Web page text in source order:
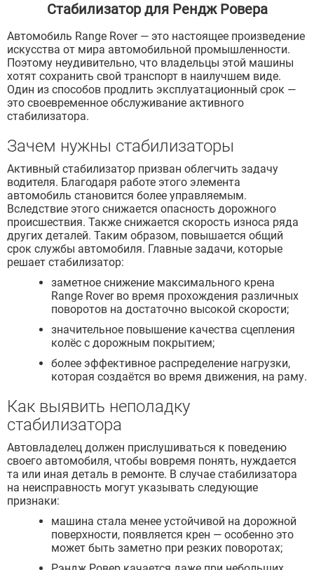
Стабилизатор для Рендж Ровера
Автомобиль Range Rover — это настоящее произведение
искусства от мира автомобильной промышленности.
Поэтому неудивительно, что владельцы этой машины
хотят сохранить свой транспорт в наилучшем виде.
Один из способов продлить эксплуатационный срок —
это своевременное обслуживание активного
стабилизатора.
Зачем нужны стабилизаторы
Активный стабилизатор призван облегчить задачу
водителя. Благодаря работе этого элемента
автомобиль становится более управляемым.
Вследствие этого снижается опасность дорожного
происшествия. Также снижается скорость износа ряда
других деталей. Таким образом, повышается общий
срок службы автомобиля. Главные задачи, которые
решает стабилизатор:
заметное снижение максимального крена
Range Rover во время прохождения различных
поворотов на достаточно высокой скорости;
значительное повышение качества сцепления
колёс с дорожным покрытием;
более эффективное распределение нагрузки,
которая создаётся во время движения, на раму.
Как выявить неполадку
стабилизатора
Автовладелец должен прислушиваться к поведению
своего автомобиля, чтобы вовремя понять, нуждается
та или иная деталь в ремонте. В случае стабилизатора
на неисправность могут указывать следующие
признаки:
машина стала менее устойчивой на дорожной
поверхности, появляется крен — особенно это
может быть заметно при резких поворотах;